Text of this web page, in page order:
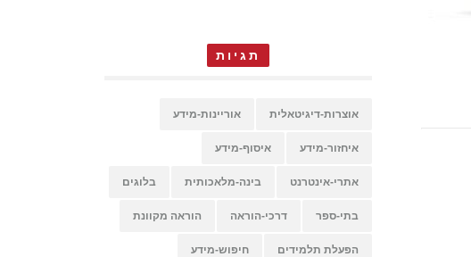
תגיות
אוצרות-דיגיטאלית אוריינות-מידע
איחזור-מידע איסוף-מידע
אתרי-אינטרנט בינה-מלאכותית בלוגים
בתי-ספר דרכי-הוראה הוראה מקוונת
הפעלת תלמידים חיפוש-מידע